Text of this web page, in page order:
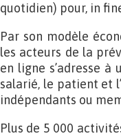
quotidien) pour, in
Par son modèle
les acteurs de la
en ligne s’adresse
salarié, le patient et
indépendants ou
Plus de 5 000